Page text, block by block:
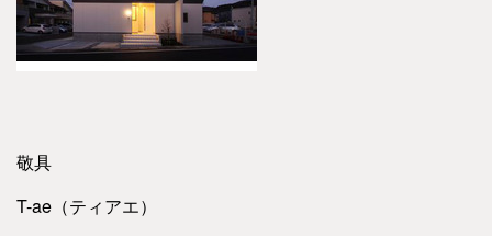
敬具
T-ae（ティアエ）